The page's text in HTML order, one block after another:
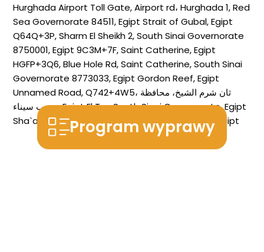
Hurghada Airport Toll Gate, Airport rd، Hurghada 1, Red
Sea Governorate 84511, EgiptStrait of Gubal, Egipt
Q64Q+3P, Sharm El Sheikh 2, South Sinai Governorate
8750001, Egipt9C3M+7F, Saint Catherine, Egipt
HGFP+3Q6, Blue Hole Rd, Saint Catherine, South Sinai
Governorate 8773033, EgiptGordon Reef, Egipt
Unnamed Road, Q742+4W5، ثان شرم الشيخ، محافظة
جنوب سيناء، EgiptEl Tor, South Sinai Governorate, Egipt
Sha`ab Abu Nuhas,, EgiptMarina w Hurghadzie, Egipt
Program wyprawy